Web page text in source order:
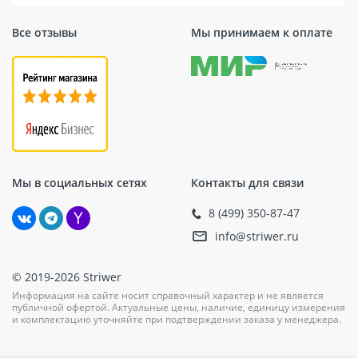
Все отзывы Мы принимаем к оплате
Мы в социальных сетях Контакты для связи
8 (499) 350-87-47
info@striwer.ru
© 2019-2026 Striwer
Информация на сайте носит справочный характер и не является
публичной офертой. Актуальные цены, наличие, единицу измерения
и комплектацию уточняйте при подтверждении заказа у менеджера.